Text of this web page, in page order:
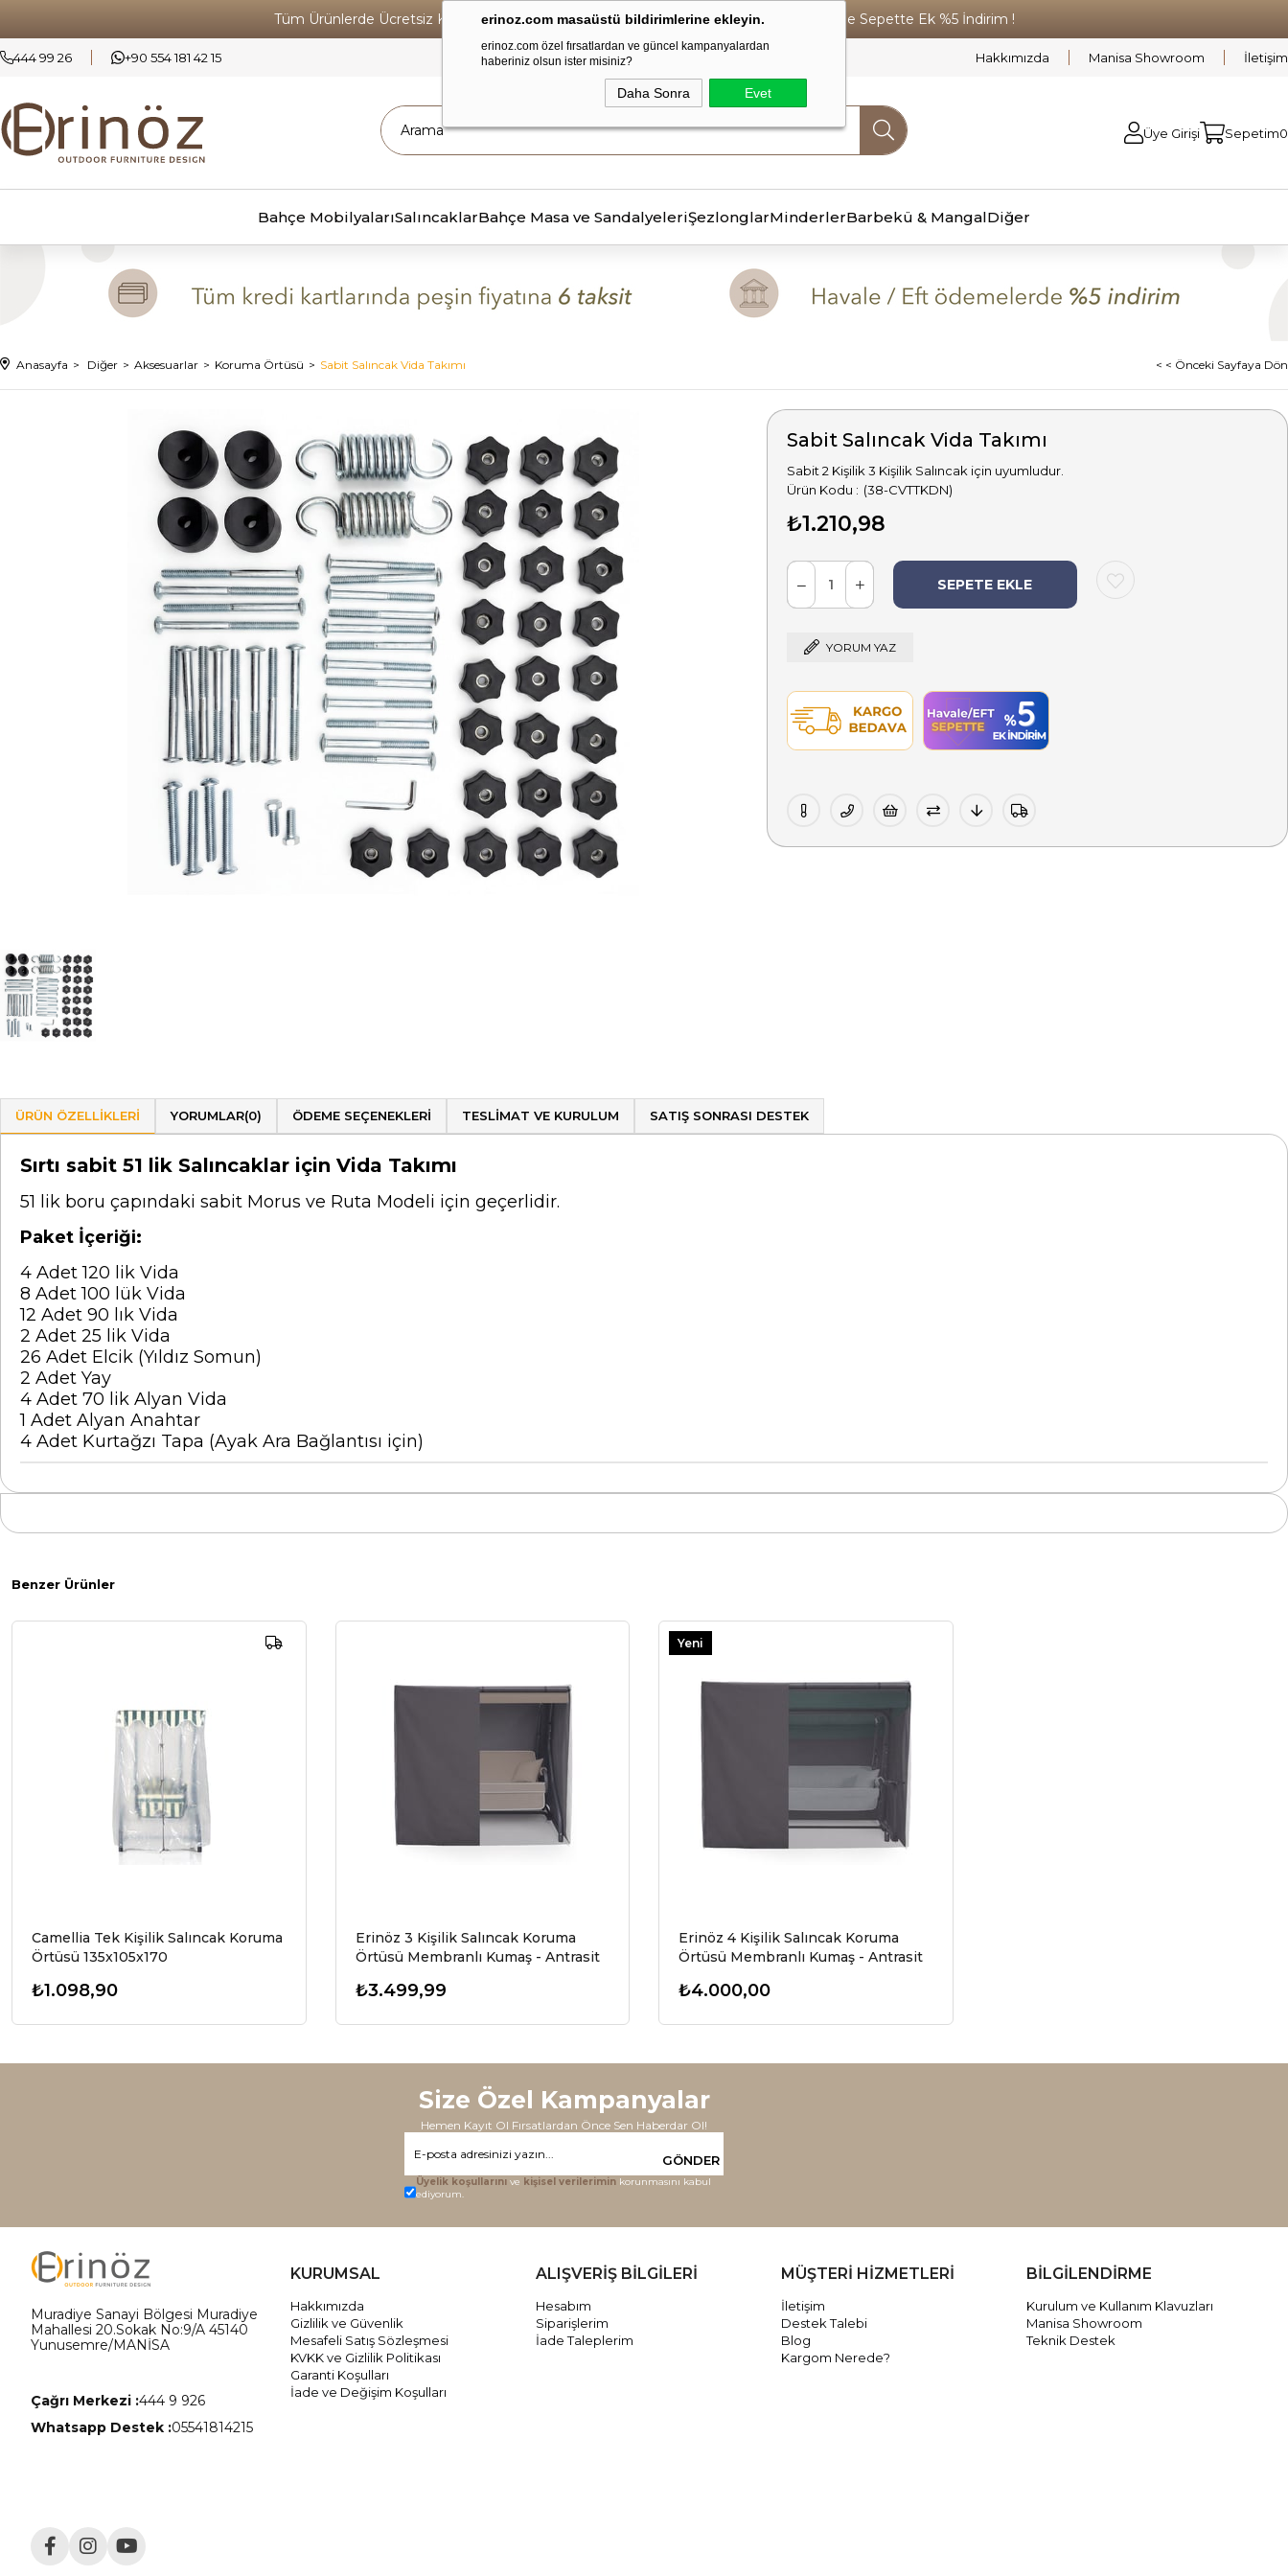
erinoz.com masaüstü bildirimlerine ekleyin.
erinoz.com özel fırsatlardan ve güncel kampanyalardan
haberiniz olsun ister misiniz?
Daha Sonra Evet
Tüm Ürünlerde Ücretsiz Kargo • Vade Farksız 6 Taksit ! • Havale Ödemelerde Sepette Ek %5 İndirim !
444 99 26 +90 554 181 42 15 Hakkımızda Manisa Showroom İletişim
Üye Girişi Sepetim0
Bahçe MobilyalarıSalıncaklarBahçe Masa ve SandalyeleriŞezlonglarMinderlerBarbekü & MangalDiğer
Anasayfa Diğer Aksesuarlar Koruma Örtüsü Sabit Salıncak Vida Takımı < < Önceki Sayfaya Dön
Sabit Salıncak Vida Takımı
Sabit 2 Kişilik 3 Kişilik Salıncak için uyumludur.
(38-CVTTKDN)
₺1.210,98
YORUM YAZ
ÜRÜN ÖZELLIKLERI YORUMLAR(0) ÖDEME SEÇENEKLERI TESLIMAT VE KURULUM SATIŞ SONRASI DESTEK
Sırtı sabit 51 lik Salıncaklar için Vida Takımı
51 lik boru çapındaki sabit Morus ve Ruta Modeli için geçerlidir.
Paket İçeriği:
4 Adet 120 lik Vida
8 Adet 100 lük Vida
12 Adet 90 lık Vida
2 Adet 25 lik Vida
26 Adet Elcik (Yıldız Somun)
2 Adet Yay
4 Adet 70 lik Alyan Vida
1 Adet Alyan Anahtar
4 Adet Kurtağzı Tapa (Ayak Ara Bağlantısı için)
Benzer Ürünler
Camellia Tek Kişilik Salıncak Koruma
Örtüsü 135x105x170
₺1.098,90
Erinöz 3 Kişilik Salıncak Koruma
Örtüsü Membranlı Kumaş - Antrasit
₺3.499,99
Erinöz 4 Kişilik Salıncak Koruma
Örtüsü Membranlı Kumaş - Antrasit
₺4.000,00
Yeni
Size Özel Kampanyalar
Hemen Kayıt Ol Fırsatlardan Önce Sen Haberdar Ol!
GÖNDER
Üyelik koşullarınıve kişisel verileriminkorunmasını kabul
ediyorum.
Muradiye Sanayi Bölgesi Muradiye
Mahallesi 20.Sokak No:9/A 45140
Yunusemre/MANİSA
Çağrı Merkezi :444 9 926
Whatsapp Destek :05541814215
KURUMSAL
Hakkımızda
Gizlilik ve Güvenlik
Mesafeli Satış Sözleşmesi
KVKK ve Gizlilik Politikası
Garanti Koşulları
İade ve Değişim Koşulları
ALIŞVERİŞ BİLGİLERİ
Hesabım
Siparişlerim
İade Taleplerim
MÜŞTERİ HİZMETLERİ
İletişim
Destek Talebi
Blog
Kargom Nerede?
BİLGİLENDİRME
Kurulum ve Kullanım Klavuzları
Manisa Showroom
Teknik Destek